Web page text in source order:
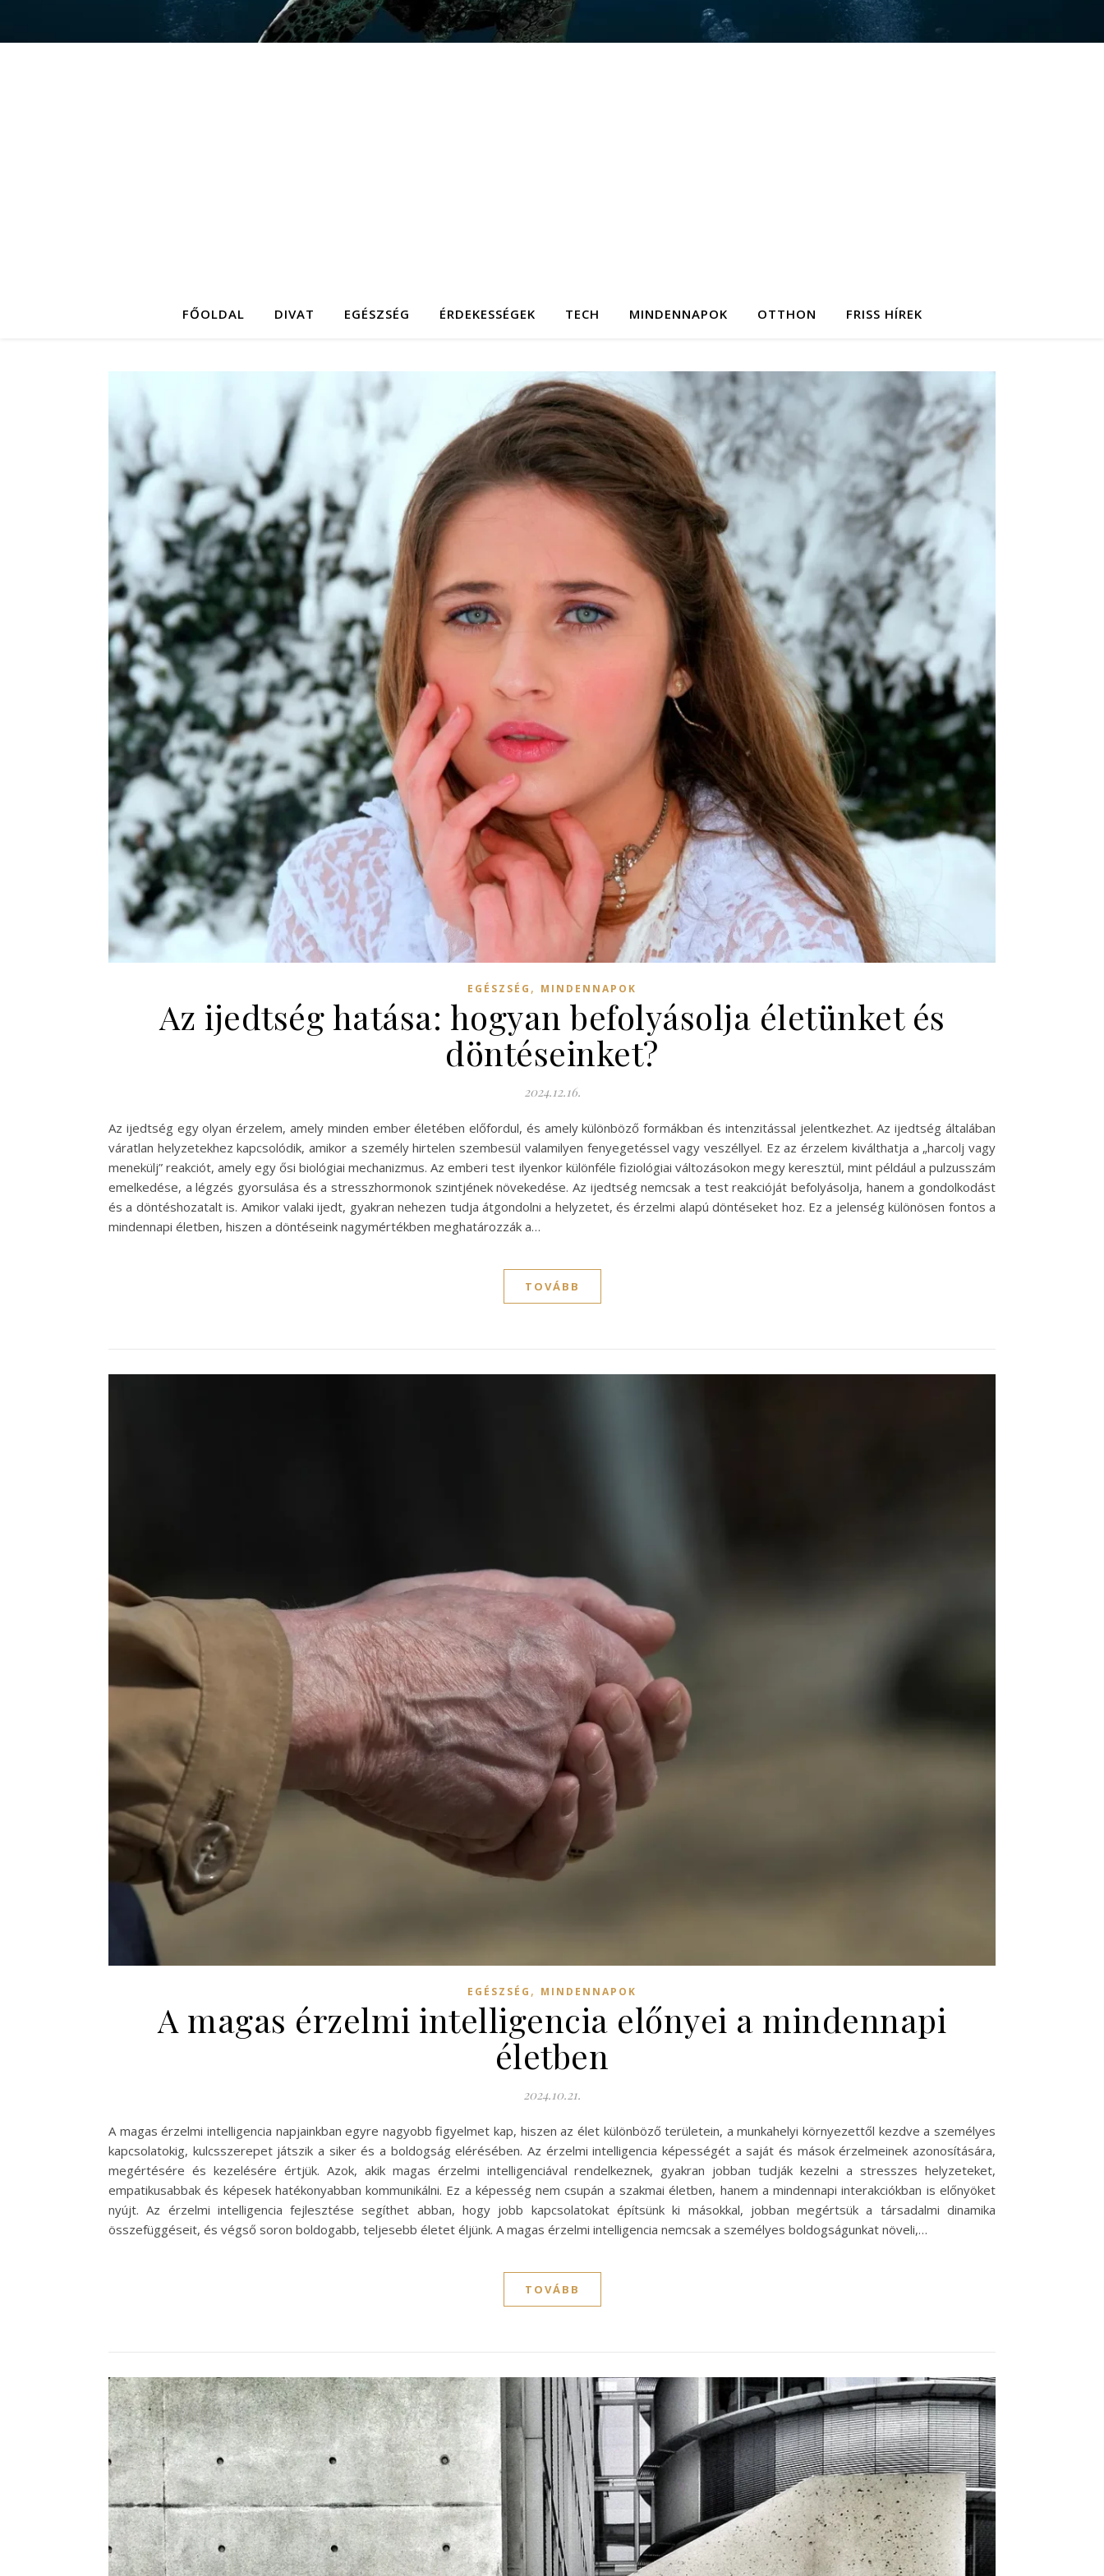
FŐOLDAL DIVAT EGÉSZSÉG ÉRDEKESSÉGEK TECH MINDENNAPOK OTTHON FRISS HÍREK
EGÉSZSÉG , MINDENNAPOK
Az ijedtség hatása: hogyan befolyásolja életünket és
döntéseinket?
2024.12.16.
Az ijedtség egy olyan érzelem, amely minden ember életében előfordul, és amely különböző formákban és intenzitással jelentkezhet. Az ijedtség általában
váratlan helyzetekhez kapcsolódik, amikor a személy hirtelen szembesül valamilyen fenyegetéssel vagy veszéllyel. Ez az érzelem kiválthatja a „harcolj vagy
menekülj” reakciót, amely egy ősi biológiai mechanizmus. Az emberi test ilyenkor különféle fiziológiai változásokon megy keresztül, mint például a pulzusszám
emelkedése, a légzés gyorsulása és a stresszhormonok szintjének növekedése. Az ijedtség nemcsak a test reakcióját befolyásolja, hanem a gondolkodást
és a döntéshozatalt is. Amikor valaki ijedt, gyakran nehezen tudja átgondolni a helyzetet, és érzelmi alapú döntéseket hoz. Ez a jelenség különösen fontos a
mindennapi életben, hiszen a döntéseink nagymértékben meghatározzák a…
TOVÁBB
EGÉSZSÉG , MINDENNAPOK
A magas érzelmi intelligencia előnyei a mindennapi
életben
2024.10.21.
A magas érzelmi intelligencia napjainkban egyre nagyobb figyelmet kap, hiszen az élet különböző területein, a munkahelyi környezettől kezdve a személyes
kapcsolatokig, kulcsszerepet játszik a siker és a boldogság elérésében. Az érzelmi intelligencia képességét a saját és mások érzelmeinek azonosítására,
megértésére és kezelésére értjük. Azok, akik magas érzelmi intelligenciával rendelkeznek, gyakran jobban tudják kezelni a stresszes helyzeteket,
empatikusabbak és képesek hatékonyabban kommunikálni. Ez a képesség nem csupán a szakmai életben, hanem a mindennapi interakciókban is előnyöket
nyújt. Az érzelmi intelligencia fejlesztése segíthet abban, hogy jobb kapcsolatokat építsünk ki másokkal, jobban megértsük a társadalmi dinamika
összefüggéseit, és végső soron boldogabb, teljesebb életet éljünk. A magas érzelmi intelligencia nemcsak a személyes boldogságunkat növeli,…
TOVÁBB